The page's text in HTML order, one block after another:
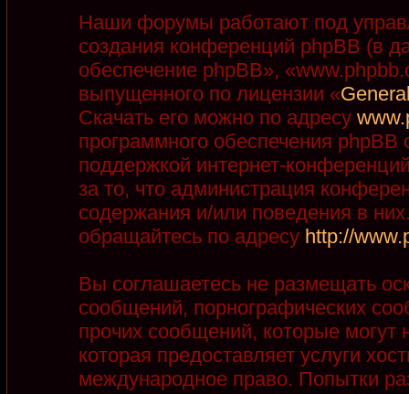
Наши форумы работают под
создания конференций phpBB (в
обеспечение phpBB»,
выпущенного по лицензии «
Скачать его можно по адресу
программного обеспечения phpBB
поддержкой интернет-
за то, что администрация
содержания и/или поведения в
обращайтесь по адресу http://
Вы соглашаетесь не размещать
сообщений, порнографических
прочих сообщений, которые
которая предоставляет услуги
международное право. Попытки